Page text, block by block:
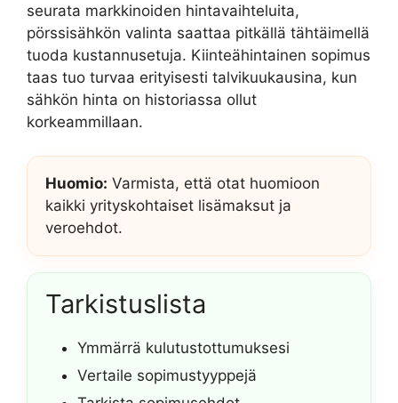
seurata markkinoiden hintavaihteluita,
pörssisähkön valinta saattaa pitkällä tähtäimellä
tuoda kustannusetuja. Kiinteähintainen sopimus
taas tuo turvaa erityisesti talvikuukausina, kun
sähkön hinta on historiassa ollut
korkeammillaan.
Huomio: Varmista, että otat huomioon
kaikki yrityskohtaiset lisämaksut ja
veroehdot.
Tarkistuslista
Ymmärrä kulutustottumuksesi
Vertaile sopimustyyppejä